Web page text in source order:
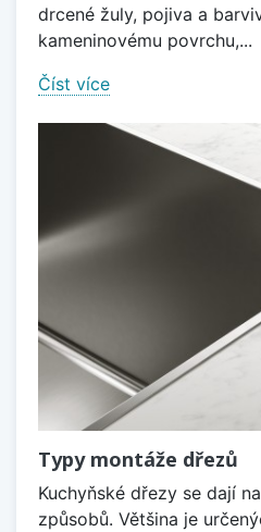
drcené žuly, pojiva a
kameninovému povrchu,...
Číst více
Typy montáže dřezů
Kuchyňské dřezy se dají
způsobů. Většina je